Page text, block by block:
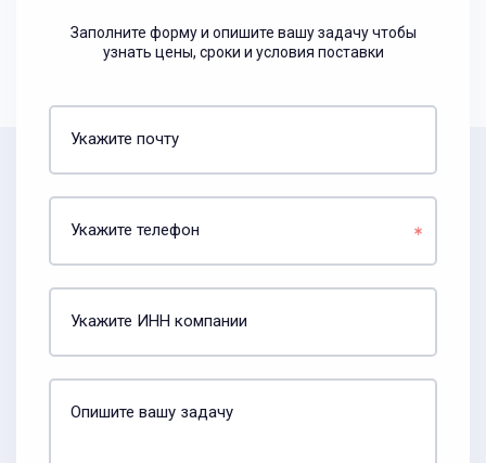
Заполните форму и опишите вашу задачу чтобы
узнать цены, сроки и условия поставки
Укажите почту
Укажите телефон
Укажите ИНН компании
Опишите вашу задачу